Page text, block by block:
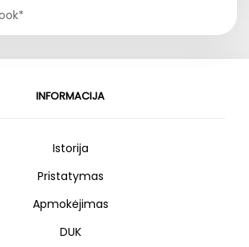
INFORMACIJA
Istorija
Pristatymas
Apmokėjimas
DUK